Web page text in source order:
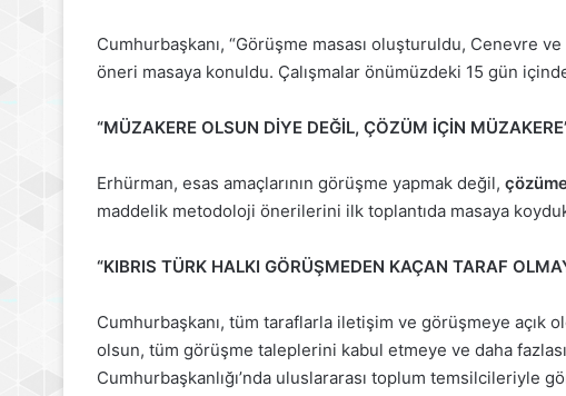
Cumhurbaşkanı, “Görüşme masası oluşturuldu, Cenevre
öneri masaya konuldu. Çalışmalar önümüzdeki 15 gün
“MÜZAKERE OLSUN DİYE DEĞİL, ÇÖZÜM İÇİN
Erhürman, esas amaçlarının görüşme yapmak değil,
maddelik metodoloji önerilerini ilk toplantıda masaya
“KIBRIS TÜRK HALKI GÖRÜŞMEDEN KAÇAN TARAF
Cumhurbaşkanı, tüm taraflarla iletişim ve görüşmeye açık
olsun, tüm görüşme taleplerini kabul etmeye ve daha
Cumhurbaşkanlığı’nda uluslararası toplum temsilcileriyle